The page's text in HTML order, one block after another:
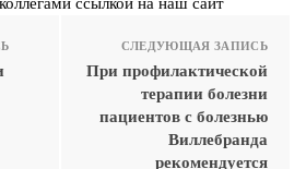
СЛЕДУЮЩАЯ ЗАПИСЬ
При профилактической
терапии болезни
пациентов с болезнью
Виллебранда
рекомендуется